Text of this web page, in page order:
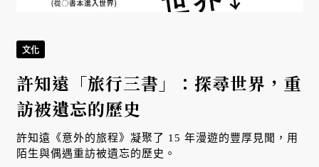
文化
許知遠「旅行三書」：探尋世界，重
訪被遺忘的歷史
許知遠《意外的旅程》凝聚了 15 年漫遊的豐厚見聞，用
陌生與偶遇重訪被遺忘的歷史。